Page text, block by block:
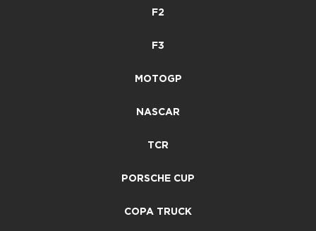
F2
F3
MOTOGP
NASCAR
TCR
PORSCHE CUP
COPA TRUCK